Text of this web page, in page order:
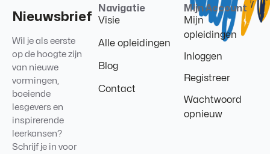
Nieuwsbrief
Wil je als eerste
op de hoogte zijn
van nieuwe
vormingen,
boeiende
lesgevers en
inspirerende
leerkansen?
Schrijf je in voor
Navigatie
Visie
Alle opleidingen
Blog
Contact
Mijn Account
Mijn
opleidingen
Inloggen
Registreer
Wachtwoord
opnieuw